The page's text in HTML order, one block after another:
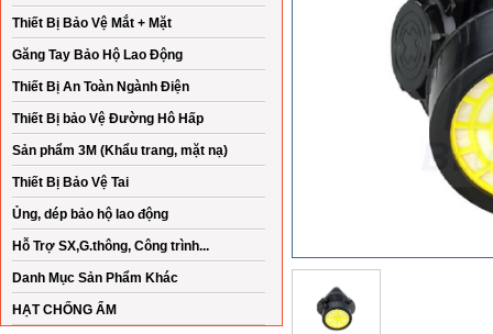
Thiết Bị Bảo Vệ Mắt + Mặt
Găng Tay Bảo Hộ Lao Động
Thiết Bị An Toàn Ngành Điện
Thiết Bị bảo Vệ Đường Hô Hấp
Sản phẩm 3M (Khẩu trang, mặt nạ)
Thiết Bị Bảo Vệ Tai
Ủng, dép bảo hộ lao động
Hỗ Trợ SX,G.thông, Công trình...
Danh Mục Sản Phẩm Khác
HẠT CHỐNG ẨM